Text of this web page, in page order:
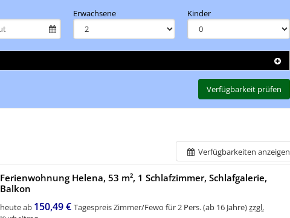
Erwachsene Kinder
Verfügbarkeit prüfen
Verfügbarkeiten anzeigen
Ferienwohnung Helena, 53 m², 1 Schlafzimmer, Schlafgalerie,
Balkon
heute ab 150,49 € Tagespreis Zimmer/Fewo für 2 Pers. (ab 16 Jahre)zzgl.